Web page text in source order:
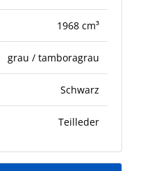
1968 cm³
grau / tamboragrau
Schwarz
Teilleder